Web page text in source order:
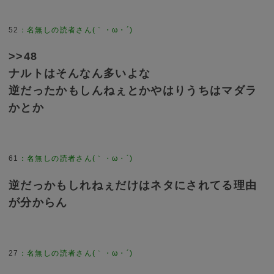
52
>>48
ナルトはそんなん多いよな
逆だったかもしんねぇとかやはりうちはマダラ
かとか
61
逆だっかもしれねぇだけはネタにされてる理由
が分からん
27